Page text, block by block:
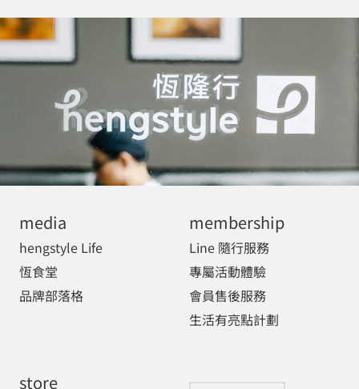
media
hengstyle Life
恆食堂
品牌部落格
membership
Line 隨行服務
專屬活動體驗
會員售後服務
生活有亮點計劃
store